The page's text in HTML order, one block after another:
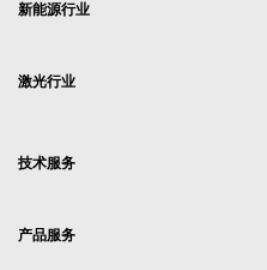
新能源行业
激光行业
技术服务
产品服务